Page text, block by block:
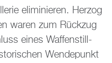
eli­mi­nie­ren. Her­zog
waren zum Rück­zug
eines Waf­fen­still­
Wen­de­punkt